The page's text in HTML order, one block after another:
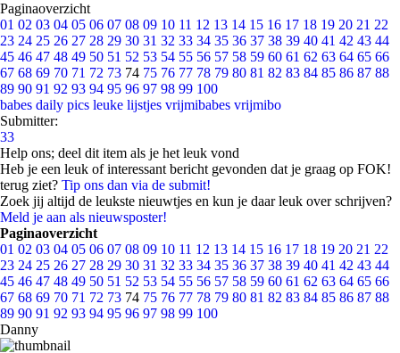
Paginaoverzicht
01 02 03 04 05 06 07 08 09 10 11 12 13 14 15 16 17 18 19 20 21 22
23 24 25 26 27 28 29 30 31 32 33 34 35 36 37 38 39 40 41 42 43 44
45 46 47 48 49 50 51 52 53 54 55 56 57 58 59 60 61 62 63 64 65 66
67 68 69 70 71 72 73 74 75 76 77 78 79 80 81 82 83 84 85 86 87 88
89 90 91 92 93 94 95 96 97 98 99 100
babes daily pics leuke lijstjes vrijmibabes vrijmibo
Submitter:
33
Help ons; deel dit item als je het leuk vond
Heb je een leuk of interessant bericht gevonden dat je graag op FOK!
terug ziet? Tip ons dan via de submit!
Zoek jij altijd de leukste nieuwtjes en kun je daar leuk over schrijven?
Meld je aan als nieuwsposter!
Paginaoverzicht
01 02 03 04 05 06 07 08 09 10 11 12 13 14 15 16 17 18 19 20 21 22
23 24 25 26 27 28 29 30 31 32 33 34 35 36 37 38 39 40 41 42 43 44
45 46 47 48 49 50 51 52 53 54 55 56 57 58 59 60 61 62 63 64 65 66
67 68 69 70 71 72 73 74 75 76 77 78 79 80 81 82 83 84 85 86 87 88
89 90 91 92 93 94 95 96 97 98 99 100
Danny